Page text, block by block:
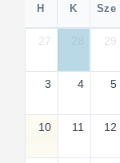
H K Sze
27 29
3 4 5
10 11 12